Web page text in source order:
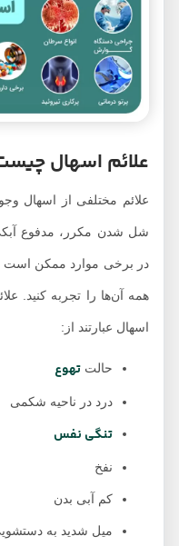
علائم اسهال چیست؟
علائم مختلفی از اسهال وجود
شل شدن مکرر، مدفوع آبکی
در برخی موارد ممکن است شما
همه آن‌ها را تجربه کنید. علائم
اسهال عبارتند از:
حالتتهوع
درد در ناحیه شکمی
تنگی نفس
نفخ
کم آبی بدن
میل شدید به دستشویی